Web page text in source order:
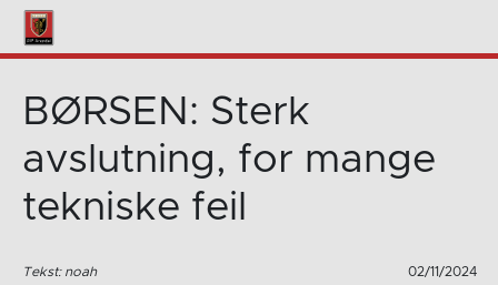
BØRSEN: Sterk
avslutning, for mange
tekniske feil
Tekst: noah 02/11/2024